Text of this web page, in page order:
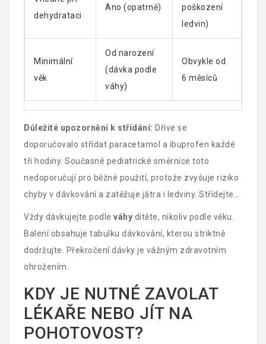
dehydrataci
Ano (opatrně)
poškození
ledvin)
Minimální
věk
Od narození
(dávka podle
váhy)
Obvykle od
6 měsíců
Důležité upozornění k střídání: Dříve se
doporučovalo střídat paracetamol a ibuprofen každé
tři hodiny. Současné pediatrické směrnice toto
nedoporučují pro běžné použití, protože zvyšuje riziko
chyby v dávkování a zatěžuje játra i ledviny. Střídejte
je pouze na výslovné doporučení lékaře a pečlivě si
zapisujte čas podání.
Vždy dávkujejte podle váhy dítěte, nikoliv podle věku.
Balení obsahuje tabulku dávkování, kterou striktně
dodržujte. Překročení dávky je vážným zdravotním
ohrožením.
KDY JE NUTNÉ ZAVOLAT
LÉKAŘE NEBO JÍT NA
POHOTOVOST?